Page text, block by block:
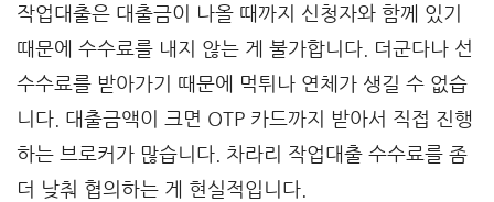
작업대출은 대출금이 나올 때까지 신청자와 함께 있기
때문에 수수료를 내지 않는 게 불가합니다. 더군다나 선
수수료를 받아가기 때문에 먹튀나 연체가 생길 수 없습
니다. 대출금액이 크면 OTP 카드까지 받아서 직접 진행
하는 브로커가 많습니다. 차라리 작업대출 수수료를 좀
더 낮춰 협의하는 게 현실적입니다.